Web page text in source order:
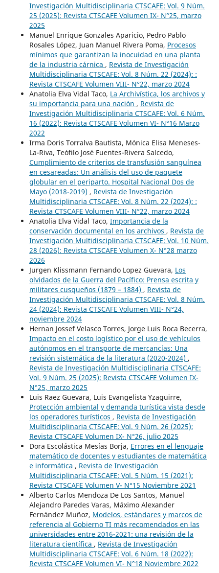
Investigación Multidisciplinaria CTSCAFE: Vol. 9 Núm.
25 (2025): Revista CTSCAFE Volumen IX- N°25, marzo
2025
Manuel Enrique Gonzales Aparicio, Pedro Pablo
Rosales López, Juan Manuel Rivera Poma, Procesos
mínimos que garantizan la inocuidad en una planta
de la industria cárnica , Revista de Investigación
Multidisciplinaria CTSCAFE: Vol. 8 Núm. 22 (2024): :
Revista CTSCAFE Volumen VIII- N°22, marzo 2024
Anatolia Elva Vidal Taco, La Archivística, los archivos y
su importancia para una nación , Revista de
Investigación Multidisciplinaria CTSCAFE: Vol. 6 Núm.
16 (2022): Revista CTSCAFE Volumen VI- N°16 Marzo
2022
Irma Doris Torralva Bautista, Mónica Elisa Meneses-
La-Riva, Teófilo José Fuentes-Rivera Salcedo,
Cumplimiento de criterios de transfusión sanguínea
en cesareadas: Un análisis del uso de paquete
globular en el periparto. Hospital Nacional Dos de
Mayo (2018-2019) , Revista de Investigación
Multidisciplinaria CTSCAFE: Vol. 8 Núm. 22 (2024): :
Revista CTSCAFE Volumen VIII- N°22, marzo 2024
Anatolia Elva Vidal Taco, Importancia de la
conservación documental en los archivos , Revista de
Investigación Multidisciplinaria CTSCAFE: Vol. 10 Núm.
28 (2026): Revista CTSCAFE Volumen X- N°28 marzo
2026
Jurgen Klissmann Fernando Lopez Guevara, Los
olvidados de la Guerra del Pacífico: Prensa escrita y
militares cusqueños (1879 – 1884) , Revista de
Investigación Multidisciplinaria CTSCAFE: Vol. 8 Núm.
24 (2024): Revista CTSCAFE Volumen VIII- N°24,
noviembre 2024
Hernan Jossef Velasco Torres, Jorge Luis Roca Becerra,
Impacto en el costo logístico por el uso de vehículos
autónomos en el transporte de mercancías: Una
revisión sistemática de la literatura (2020-2024) ,
Revista de Investigación Multidisciplinaria CTSCAFE:
Vol. 9 Núm. 25 (2025): Revista CTSCAFE Volumen IX-
N°25, marzo 2025
Luis Raez Guevara, Luis Evangelista Yzaguirre,
Protección ambiental y demanda turística vista desde
los operadores turísticos , Revista de Investigación
Multidisciplinaria CTSCAFE: Vol. 9 Núm. 26 (2025):
Revista CTSCAFE Volumen IX- N°26, julio 2025
Dora Escolástica Mesías Borja, Errores en el lenguaje
matemático de docentes y estudiantes de matemática
e informática , Revista de Investigación
Multidisciplinaria CTSCAFE: Vol. 5 Núm. 15 (2021):
Revista CTSCAFE Volumen V- N°15 Noviembre 2021
Alberto Carlos Mendoza De Los Santos, Manuel
Alejandro Paredes Varas, Máximo Alexander
Fernández Muñoz, Modelos, estándares y marcos de
referencia al Gobierno TI más recomendados en las
universidades entre 2016-2021: una revisión de la
literatura científica , Revista de Investigación
Multidisciplinaria CTSCAFE: Vol. 6 Núm. 18 (2022):
Revista CTSCAFE Volumen VI- N°18 Noviembre 2022